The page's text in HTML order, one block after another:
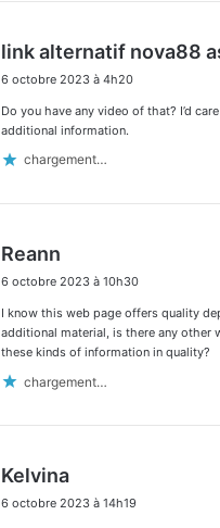
link alternatif nova88
6 octobre 2023 à 4h20
Do you have any video of that? I’d
additional information.
chargement…
Reann
t
:
6 octobre 2023 à 10h30
I know this web page offers quality
additional material, is there any other
these kinds of information in quality?
chargement…
Kelvina
t
6 octobre 2023 à 14h19